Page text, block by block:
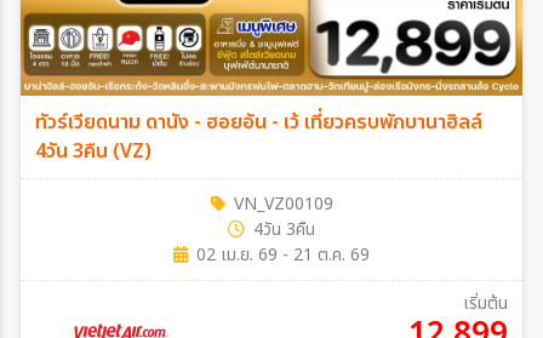
ทัวร์เวียดนาม ดานัง - ฮอยอัน - เว้ เที่ยวครบพักบานาฮิลล์
4วัน 3คืน (VZ)
VN_VZ00109
4วัน 3คืน
02 เม.ย. 69 - 21 ต.ค. 69
เริ่มต้น